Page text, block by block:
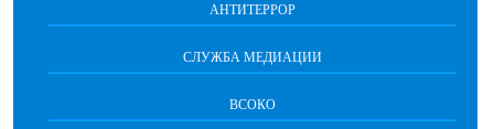
АНТИТЕРРОР
СЛУЖБА МЕДИАЦИИ
ВСОКО